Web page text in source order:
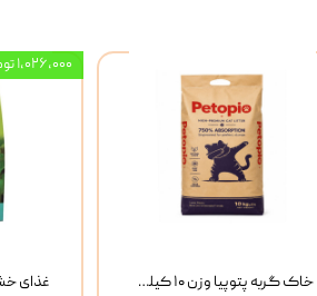
۱,۰۲۶,۰۰۰ تومان
خاک گربه پتوپیا وزن ۱۰ کیلوگرم